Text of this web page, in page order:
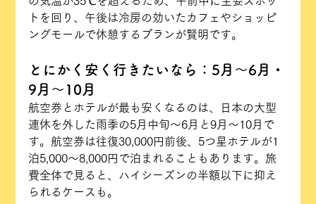
トを回り、午後は冷房の効いたカフェやショッピ
ングモールで休憩するプランが賢明です。
とにかく安く行きたいなら：5月〜6月・
9月〜10月
航空券とホテルが最も安くなるのは、日本の大型
連休を外した雨季の5月中旬〜6月と9月〜10月で
す。航空券は往復30,000円前後、5つ星ホテルが1
泊5,000〜8,000円で泊まれることもあります。旅
費全体で見ると、ハイシーズンの半額以下に抑え
られるケースも。